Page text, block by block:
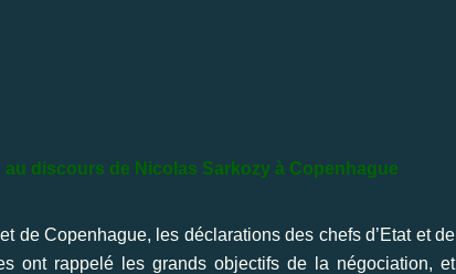
discours de Nicolas Sarkozy à Copenhague
de Copenhague, les déclarations des chefs d’Etat et de
ont rappelé les grands objectifs de la négociation, et